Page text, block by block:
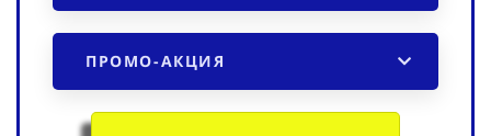
ПРОМО-АКЦИЯ